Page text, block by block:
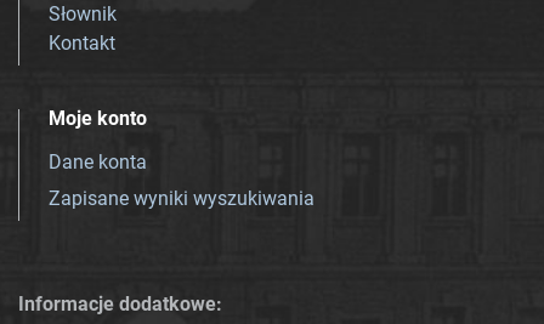
Słownik
Kontakt
Moje konto
Dane konta
Zapisane wyniki wyszukiwania
Informacje dodatkowe: